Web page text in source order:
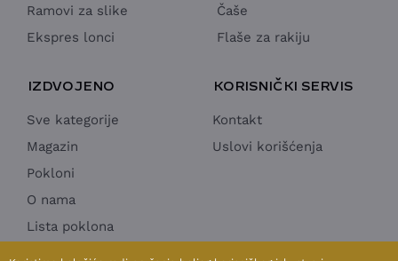
Ramovi za slike
Ekspres lonci
Čaše
Flaše za rakiju
IZDVOJENO
Sve kategorije
Magazin
Pokloni
O nama
Lista poklona
KORISNIČKI SERVIS
Kontakt
Uslovi korišćenja